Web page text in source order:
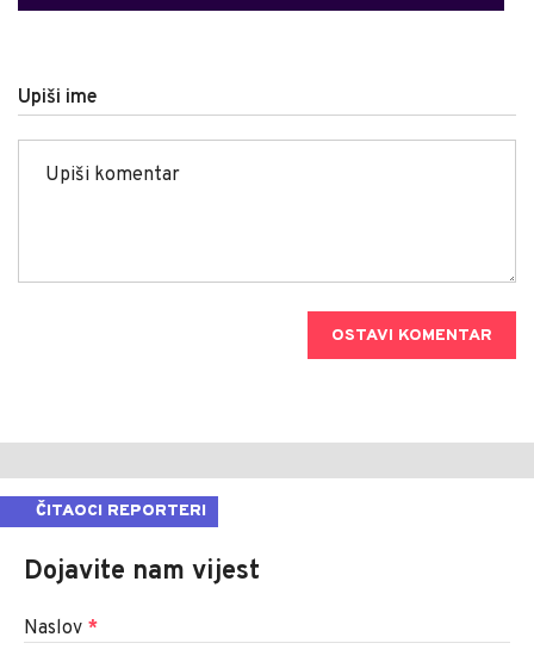
Upiši ime
OSTAVI KOMENTAR
ČITAOCI REPORTERI
Dojavite nam vijest
Naslov *